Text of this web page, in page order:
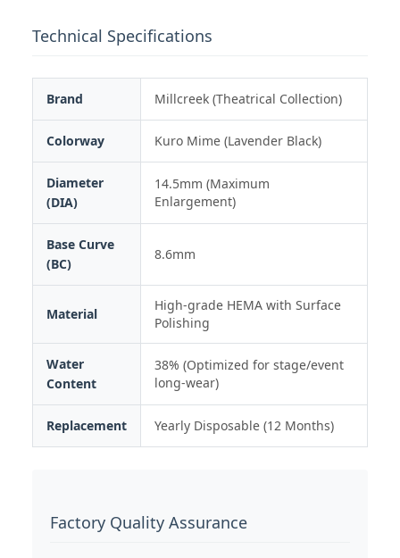
Technical Specifications
Brand Millcreek (Theatrical Collection)
Colorway Kuro Mime (Lavender Black)
Diameter
(DIA)
14.5mm (Maximum
Enlargement)
Base Curve
(BC)
8.6mm
Material
High-grade HEMA with Surface
Polishing
Water
Content
38% (Optimized for stage/event
long-wear)
Replacement Yearly Disposable (12 Months)
Factory Quality Assurance